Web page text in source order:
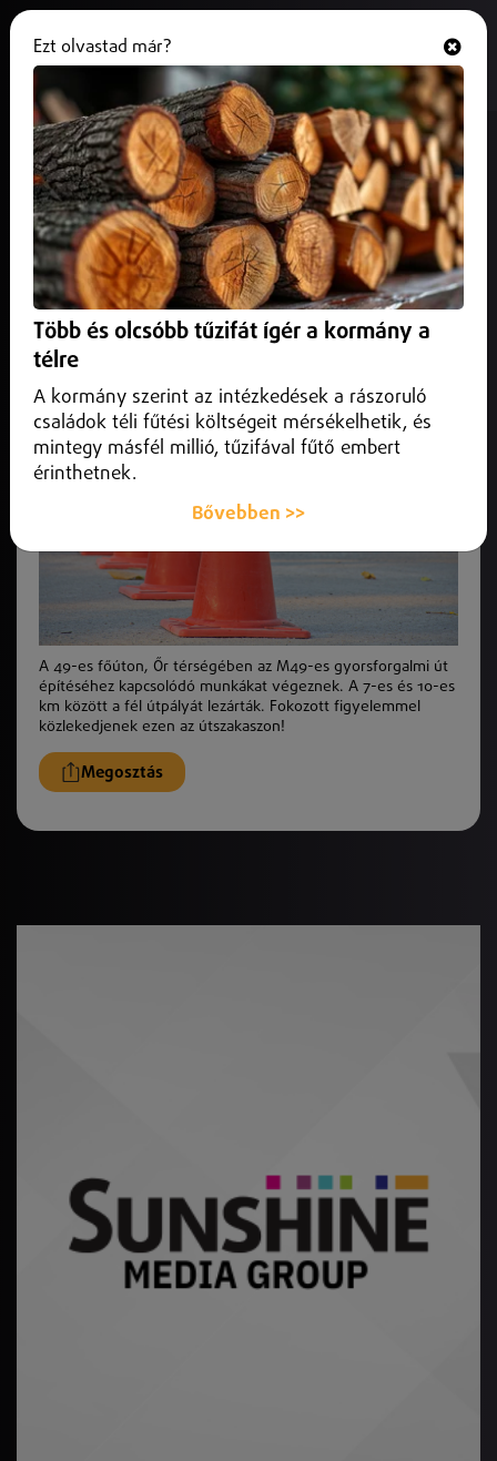
A 49-es főúton, Őr térségében út
építéséhez kapcsolódó munkákat
végeznek.
2024. november 08. Közlekedés infó
A 49-es főúton, Őr térségében az M49-es gyorsforgalmi út
építéséhez kapcsolódó munkákat végeznek.
A 49-es főúton, Őr térségében az M49-es gyorsforgalmi út
építéséhez kapcsolódó munkákat végeznek. A 7-es és 10-es
km között a fél útpályát lezárták. Fokozott figyelemmel
közlekedjenek ezen az útszakaszon!
Megosztás
Ezt olvastad már?
Több és olcsóbb tűzifát ígér a kormány a
télre
A kormány szerint az intézkedések a rászoruló
családok téli fűtési költségeit mérsékelhetik, és
mintegy másfél millió, tűzifával fűtő embert
érinthetnek.
Bővebben >>